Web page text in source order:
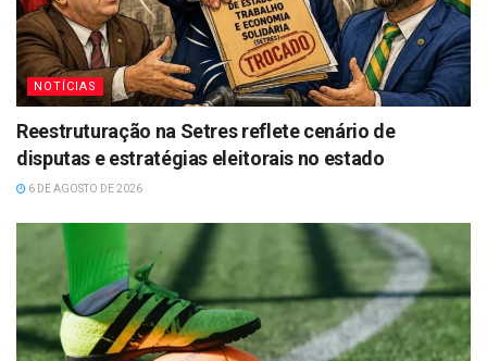
NOTÍCIAS
Reestruturação na Setres reflete cenário de
disputas e estratégias eleitorais no estado
6 DE AGOSTO DE 2026